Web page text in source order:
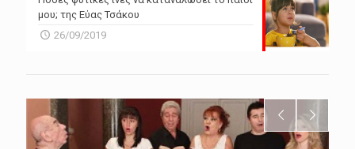
μου; της Εύας Τσάκου
26/09/2019